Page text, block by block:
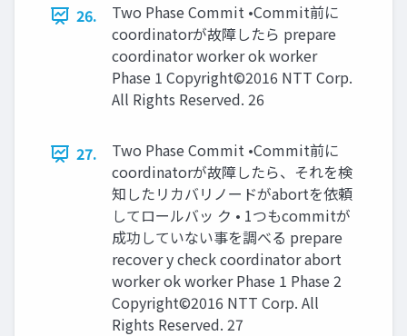
26.
Two Phase Commit •Commit前に
coordinatorが故障したら prepare
coordinator worker ok worker
Phase 1 Copyright©2016 NTT Corp.
All Rights Reserved. 26
27.
Two Phase Commit •Commit前に
coordinatorが故障したら、それを検
知したリカバリノードがabortを依頼
してロールバッ ク • 1つもcommitが
成功していない事を調べる prepare
recover y check coordinator abort
worker ok worker Phase 1 Phase 2
Copyright©2016 NTT Corp. All
Rights Reserved. 27